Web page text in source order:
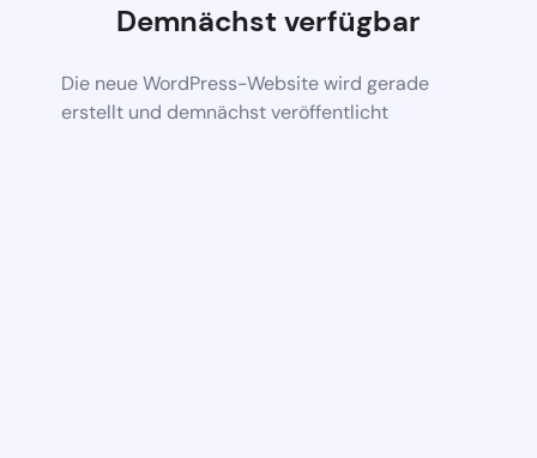
Demnächst verfügbar
Die neue WordPress-Website wird gerade
erstellt und demnächst veröffentlicht